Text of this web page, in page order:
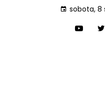
sobota, 8